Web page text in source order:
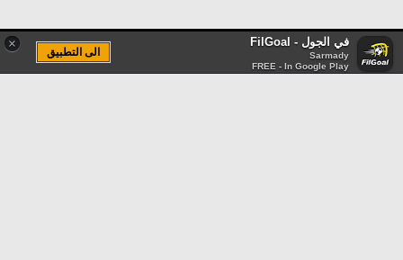
× في الجول - FilGoal
Sarmady
FREE - In Google Play
الى التطبيق